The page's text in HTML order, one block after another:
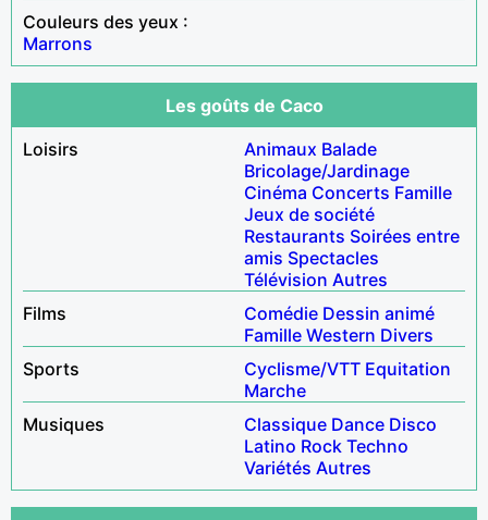
Couleurs des yeux :
Marrons
Les goûts de Caco
Loisirs
Animaux Balade
Bricolage/Jardinage
Cinéma Concerts Famille
Jeux de société
Restaurants Soirées entre
amis Spectacles
Télévision Autres
Films
Comédie Dessin animé
Famille Western Divers
Sports
Cyclisme/VTT Equitation
Marche
Musiques
Classique Dance Disco
Latino Rock Techno
Variétés Autres